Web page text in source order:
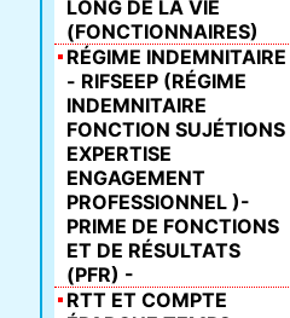
LONG DE LA VIE
(FONCTIONNAIRES)
RÉGIME INDEMNITAIRE
- RIFSEEP (RÉGIME
INDEMNITAIRE
FONCTION SUJÉTIONS
EXPERTISE
ENGAGEMENT
PROFESSIONNEL )-
PRIME DE FONCTIONS
ET DE RÉSULTATS
(PFR) -
RTT ET COMPTE